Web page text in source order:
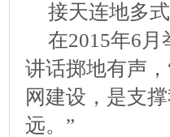
接天连地多
在2015年6
讲话掷地有声
网建设，是支
远。”